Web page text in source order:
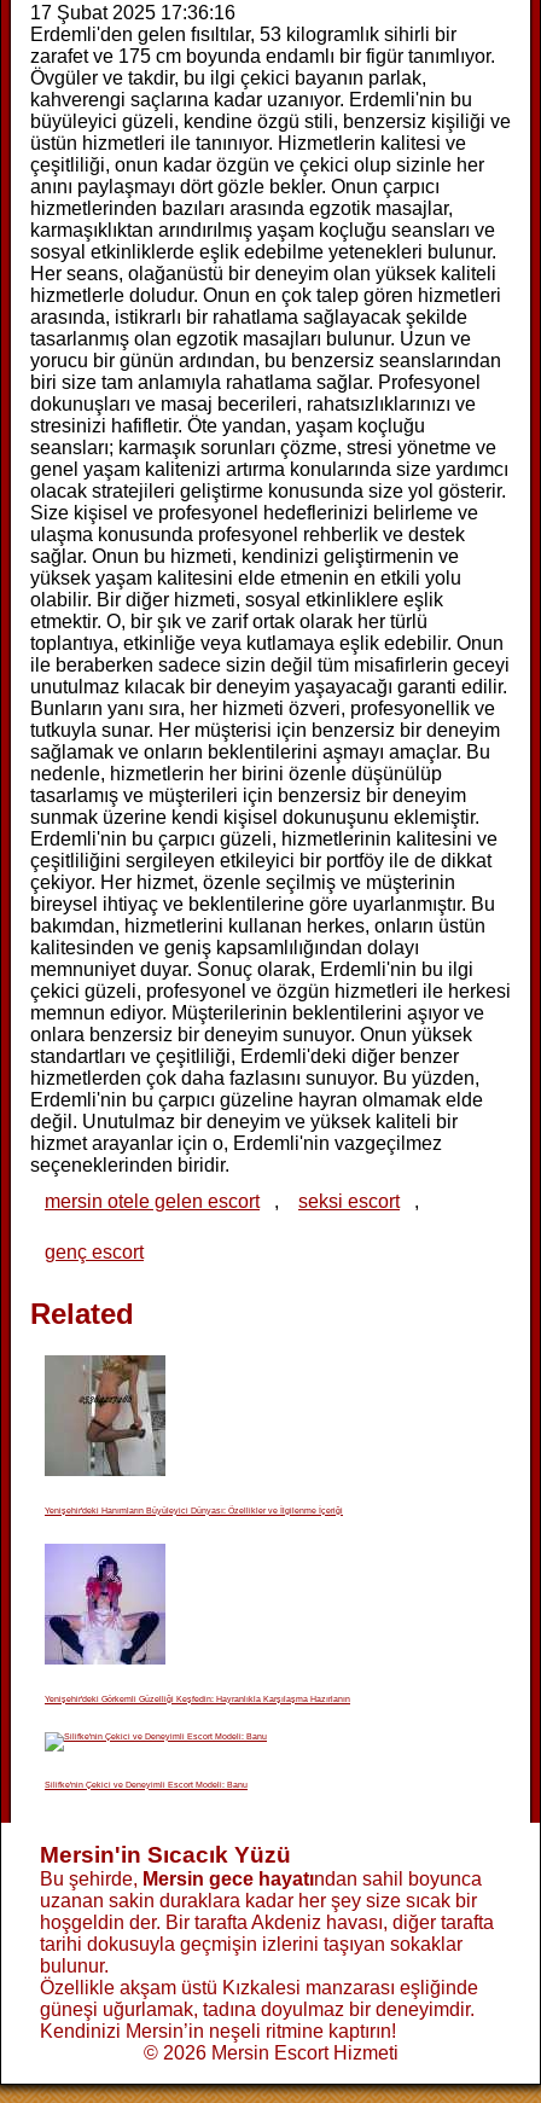
17 Şubat 2025 17:36:16
Erdemli'den gelen fısıltılar, 53 kilogramlık sihirli bir
zarafet ve 175 cm boyunda endamlı bir figür tanımlıyor.
Övgüler ve takdir, bu ilgi çekici bayanın parlak,
kahverengi saçlarına kadar uzanıyor. Erdemli'nin bu
büyüleyici güzeli, kendine özgü stili, benzersiz kişiliği ve
üstün hizmetleri ile tanınıyor. Hizmetlerin kalitesi ve
çeşitliliği, onun kadar özgün ve çekici olup sizinle her
anını paylaşmayı dört gözle bekler. Onun çarpıcı
hizmetlerinden bazıları arasında egzotik masajlar,
karmaşıklıktan arındırılmış yaşam koçluğu seansları ve
sosyal etkinliklerde eşlik edebilme yetenekleri bulunur.
Her seans, olağanüstü bir deneyim olan yüksek kaliteli
hizmetlerle doludur. Onun en çok talep gören hizmetleri
arasında, istikrarlı bir rahatlama sağlayacak şekilde
tasarlanmış olan egzotik masajları bulunur. Uzun ve
yorucu bir günün ardından, bu benzersiz seanslarından
biri size tam anlamıyla rahatlama sağlar. Profesyonel
dokunuşları ve masaj becerileri, rahatsızlıklarınızı ve
stresinizi hafifletir. Öte yandan, yaşam koçluğu
seansları; karmaşık sorunları çözme, stresi yönetme ve
genel yaşam kalitenizi artırma konularında size yardımcı
olacak stratejileri geliştirme konusunda size yol gösterir.
Size kişisel ve profesyonel hedeflerinizi belirleme ve
ulaşma konusunda profesyonel rehberlik ve destek
sağlar. Onun bu hizmeti, kendinizi geliştirmenin ve
yüksek yaşam kalitesini elde etmenin en etkili yolu
olabilir. Bir diğer hizmeti, sosyal etkinliklere eşlik
etmektir. O, bir şık ve zarif ortak olarak her türlü
toplantıya, etkinliğe veya kutlamaya eşlik edebilir. Onun
ile beraberken sadece sizin değil tüm misafirlerin geceyi
unutulmaz kılacak bir deneyim yaşayacağı garanti edilir.
Bunların yanı sıra, her hizmeti özveri, profesyonellik ve
tutkuyla sunar. Her müşterisi için benzersiz bir deneyim
sağlamak ve onların beklentilerini aşmayı amaçlar. Bu
nedenle, hizmetlerin her birini özenle düşünülüp
tasarlamış ve müşterileri için benzersiz bir deneyim
sunmak üzerine kendi kişisel dokunuşunu eklemiştir.
Erdemli'nin bu çarpıcı güzeli, hizmetlerinin kalitesini ve
çeşitliliğini sergileyen etkileyici bir portföy ile de dikkat
çekiyor. Her hizmet, özenle seçilmiş ve müşterinin
bireysel ihtiyaç ve beklentilerine göre uyarlanmıştır. Bu
bakımdan, hizmetlerini kullanan herkes, onların üstün
kalitesinden ve geniş kapsamlılığından dolayı
memnuniyet duyar. Sonuç olarak, Erdemli'nin bu ilgi
çekici güzeli, profesyonel ve özgün hizmetleri ile herkesi
memnun ediyor. Müşterilerinin beklentilerini aşıyor ve
onlara benzersiz bir deneyim sunuyor. Onun yüksek
standartları ve çeşitliliği, Erdemli'deki diğer benzer
hizmetlerden çok daha fazlasını sunuyor. Bu yüzden,
Erdemli'nin bu çarpıcı güzeline hayran olmamak elde
değil. Unutulmaz bir deneyim ve yüksek kaliteli bir
hizmet arayanlar için o, Erdemli'nin vazgeçilmez
seçeneklerinden biridir.
mersin otele gelen escort
, seksi escort ,
genç escort
Related
Yenişehir'deki Hanımların Büyüleyici Dünyası: Özellikler ve İlgilenme İçeriği
Yenişehir'deki Görkemli Güzelliği Keşfedin: Hayranlıkla Karşılaşma Hazırlanın
Silifke'nin Çekici ve Deneyimli Escort Modeli: Banu
Mersin'in Sıcacık Yüzü
Bu şehirde, Mersin gece hayatından sahil boyunca
uzanan sakin duraklara kadar her şey size sıcak bir
hoşgeldin der. Bir tarafta Akdeniz havası, diğer tarafta
tarihi dokusuyla geçmişin izlerini taşıyan sokaklar
bulunur.
Özellikle akşam üstü Kızkalesi manzarası eşliğinde
güneşi uğurlamak, tadına doyulmaz bir deneyimdir.
Kendinizi Mersin’in neşeli ritmine kaptırın!
© 2026 Mersin Escort Hizmeti